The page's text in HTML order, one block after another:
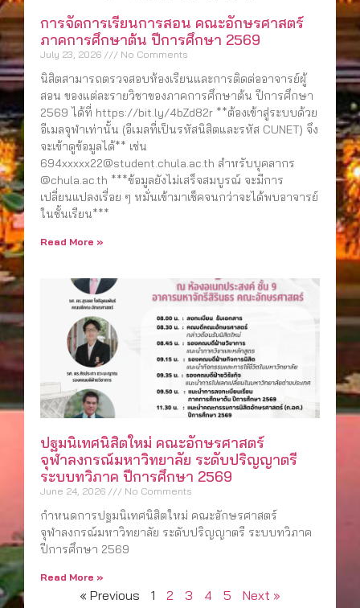
การจัดการเรียนการสอน คณะอักษรศาสตร์
ภาคการศึกษาต้น ปีการศึกษา 2569
July 23, 2026 No Comments
นิสิตสามารถตรวจสอบห้องเรียนและการติดต่ออาจารย์ผู้
สอน ของแต่ละรายวิชาของภาคการศึกษาต้น ปีการศึกษา
2569 ได้ที่ https://bit.ly/4bZd82r **ต้องเข้าสู่ระบบด้วย
อีเมลจุฬาเท่านั้น (อีเมลที่เป็นรหัสนิสิตและรหัส CUNET) จึง
จะเข้าดูข้อมูลได้** เช่น
694xxxxx22@student.chula.ac.th สำหรับบุคลากร
@chula.ac.th ***ข้อมูลยังไม่เสร็จสมบูรณ์ จะมีการ
เปลี่ยนแปลงเรื่อย ๆ หมั่นเข้ามาเช็คจนกว่าจะได้พบอาจารย์
ในชั้นเรียน***
Read More »
ปฐมนิเทศนิสิตใหม่ คณะอักษรศาสตร์
จุฬาลงกรณ์มหาวิทยาลัย ระดับปริญญาตรี
ระบบทวิภาค ปีการศึกษา 2569
June 24, 2026 No Comments
กำหนดการปฐมนิเทศนิสิตใหม่ คณะอักษรศาสตร์
จุฬาลงกรณ์มหาวิทยาลัย ระดับปริญญาตรี ระบบทวิภาค
ปีการศึกษา 2569
Read More »
« Previous 1 2 3 4 5 Next »